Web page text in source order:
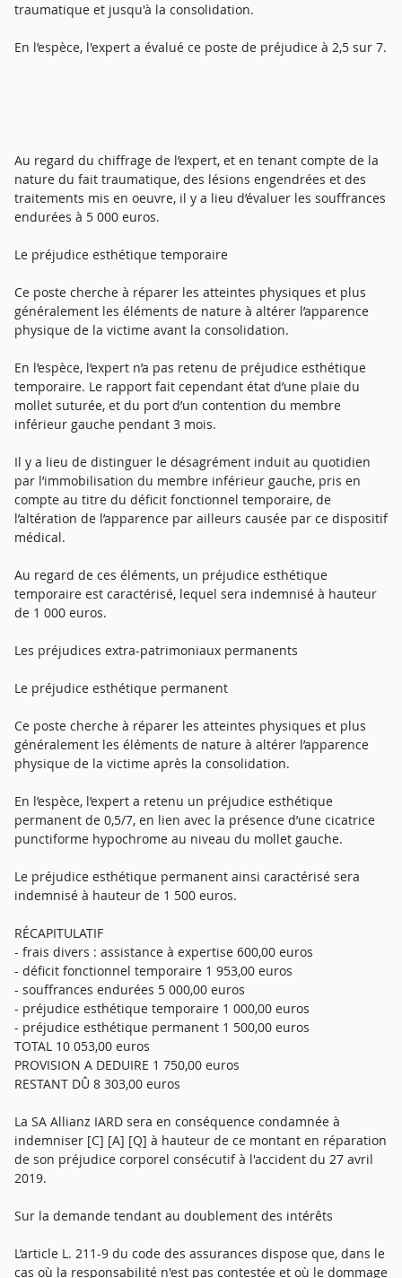
traumatique et jusqu'à la consolidation.
En l’espèce, l'expert a évalué ce poste de préjudice à 2,5 sur 7.
Au regard du chiffrage de l’expert, et en tenant compte de la
nature du fait traumatique, des lésions engendrées et des
traitements mis en oeuvre, il y a lieu d’évaluer les souffrances
endurées à 5 000 euros.
Le préjudice esthétique temporaire
Ce poste cherche à réparer les atteintes physiques et plus
généralement les éléments de nature à altérer l’apparence
physique de la victime avant la consolidation.
En l’espèce, l’expert n’a pas retenu de préjudice esthétique
temporaire. Le rapport fait cependant état d’une plaie du
mollet suturée, et du port d’un contention du membre
inférieur gauche pendant 3 mois.
Il y a lieu de distinguer le désagrément induit au quotidien
par l’immobilisation du membre inférieur gauche, pris en
compte au titre du déficit fonctionnel temporaire, de
l’altération de l’apparence par ailleurs causée par ce dispositif
médical.
Au regard de ces éléments, un préjudice esthétique
temporaire est caractérisé, lequel sera indemnisé à hauteur
de 1 000 euros.
Les préjudices extra-patrimoniaux permanents
Le préjudice esthétique permanent
Ce poste cherche à réparer les atteintes physiques et plus
généralement les éléments de nature à altérer l’apparence
physique de la victime après la consolidation.
En l’espèce, l’expert a retenu un préjudice esthétique
permanent de 0,5/7, en lien avec la présence d’une cicatrice
punctiforme hypochrome au niveau du mollet gauche.
Le préjudice esthétique permanent ainsi caractérisé sera
indemnisé à hauteur de 1 500 euros.
RÉCAPITULATIF
- frais divers : assistance à expertise 600,00 euros
- déficit fonctionnel temporaire 1 953,00 euros
- souffrances endurées 5 000,00 euros
- préjudice esthétique temporaire 1 000,00 euros
- préjudice esthétique permanent 1 500,00 euros
TOTAL 10 053,00 euros
PROVISION A DEDUIRE 1 750,00 euros
RESTANT DÛ 8 303,00 euros
La SA Allianz IARD sera en conséquence condamnée à
indemniser [C] [A] [Q] à hauteur de ce montant en réparation
de son préjudice corporel consécutif à l'accident du 27 avril
2019.
Sur la demande tendant au doublement des intérêts
L’article L. 211-9 du code des assurances dispose que, dans le
cas où la responsabilité n'est pas contestée et où le dommage